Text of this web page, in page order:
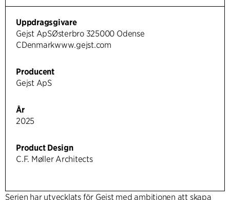
Uppdragsgivare
Gejst ApSØsterbro 325000 Odense
CDenmarkwww.gejst.com
Producent
Gejst ApS
År
2025
Product Design
C.F. Møller Architects
Serien har utvecklats för Gejst med ambitionen att skapa